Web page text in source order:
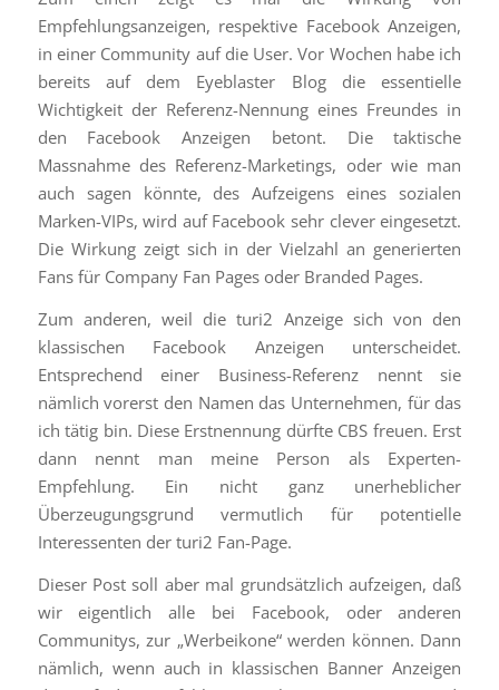
Empfehlungsanzeigen, respektive Facebook Anzeigen,
in einer Community auf die User. Vor Wochen habe ich
bereits auf dem Eyeblaster Blog die essentielle
Wichtigkeit der Referenz-Nennung eines Freundes in
den Facebook Anzeigen betont. Die taktische
Massnahme des Referenz-Marketings, oder wie man
auch sagen könnte, des Aufzeigens eines sozialen
Marken-VIPs, wird auf Facebook sehr clever eingesetzt.
Die Wirkung zeigt sich in der Vielzahl an generierten
Fans für Company Fan Pages oder Branded Pages.
Zum anderen, weil die turi2 Anzeige sich von den
klassischen Facebook Anzeigen unterscheidet.
Entsprechend einer Business-Referenz nennt sie
nämlich vorerst den Namen das Unternehmen, für das
ich tätig bin. Diese Erstnennung dürfte CBS freuen. Erst
dann nennt man meine Person als Experten-
Empfehlung. Ein nicht ganz unerheblicher
Überzeugungsgrund vermutlich für potentielle
Interessenten der turi2 Fan-Page.
Dieser Post soll aber mal grundsätzlich aufzeigen, daß
wir eigentlich alle bei Facebook, oder anderen
Communitys, zur „Werbeikone“ werden können. Dann
nämlich, wenn auch in klassischen Banner Anzeigen